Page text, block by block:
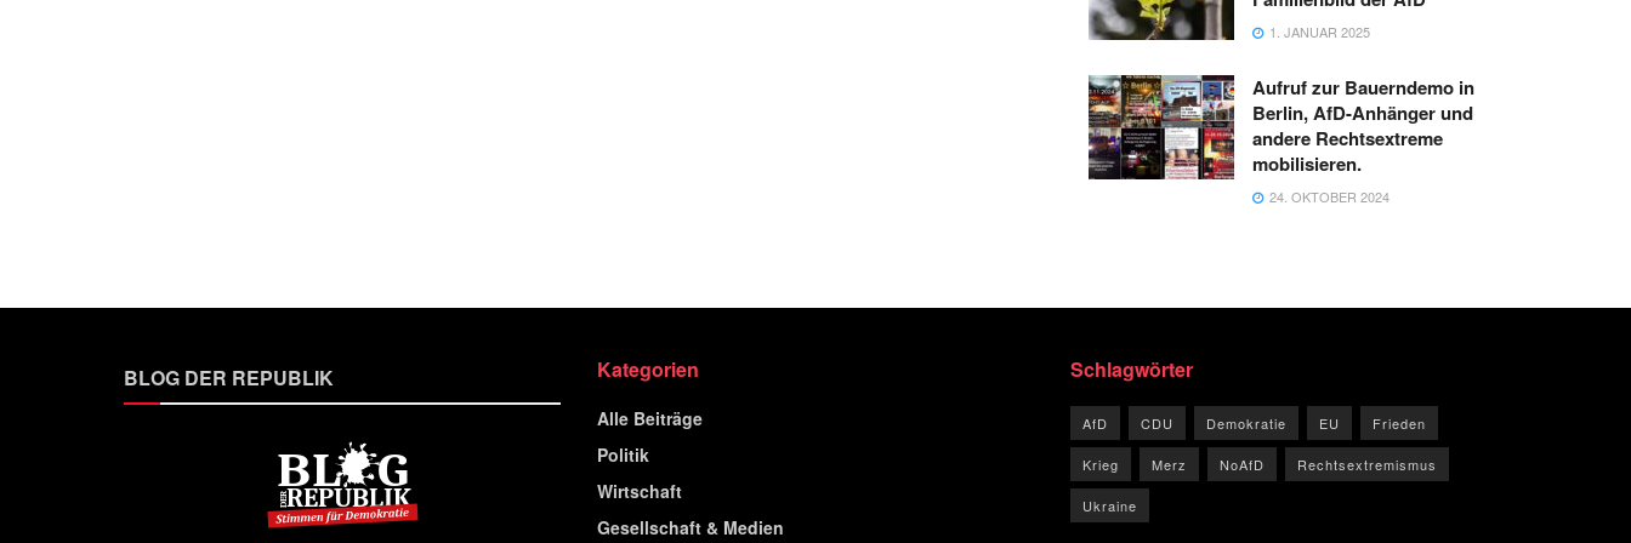
1. JANUAR 2025
Aufruf zur Bauerndemo in
Berlin, AfD-Anhänger und
andere Rechtsextreme
mobilisieren.
24. OKTOBER 2024
BLOG DER REPUBLIK Kategorien
Alle Beiträge
Politik
Wirtschaft
Gesellschaft & Medien
Schlagwörter
AfD CDU Demokratie EU Frieden
Krieg Merz NoAfD Rechtsextremismus
Ukraine